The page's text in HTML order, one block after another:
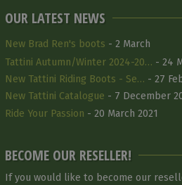
OUR LATEST NEWS
New Brad Ren's boots - 2 March
Tattini Autumn/Winter 2024-20… - 24
New Tattini Riding Boots - Se… - 27
New Tattini Catalogue - 7 December
Ride Your Passion - 20 March 2021
BECOME OUR RESELLER!
If you would like to become our